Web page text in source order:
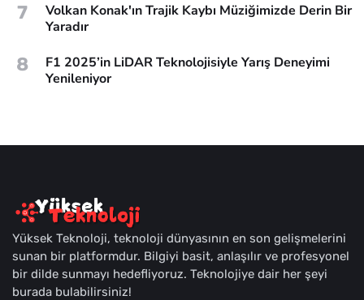
7
Volkan Konak'ın Trajik Kaybı Müziğimizde Derin Bir
Yaradır
8
F1 2025’in LiDAR Teknolojisiyle Yarış Deneyimi
Yenileniyor
Yüksek Teknoloji, teknoloji dünyasının en son gelişmelerini
sunan bir platformdur. Bilgiyi basit, anlaşılır ve profesyonel
bir dilde sunmayı hedefliyoruz. Teknolojiye dair her şeyi
burada bulabilirsiniz!